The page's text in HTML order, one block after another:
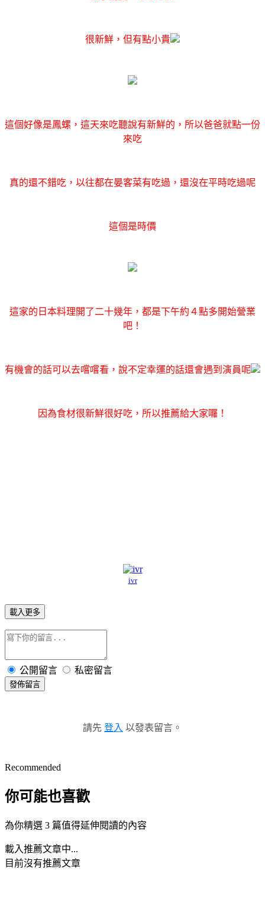
很新鮮，但有點小貴
這個好像是鳳螺，這天來吃聽說有新鮮的，所以爸爸就點一份
來吃
真的還不錯吃，以往都在晏客菜有吃過，還沒在平時吃過呢
這個是時價
這家的日本料理開了二十幾年，都是下午約４點多開始營業
吧！
有機會的話可以去嚐嚐看，說不定幸運的話還會遇到演員呢
因為食材很新鮮很好吃，所以推薦給大家囉！
ivr
載入更多
公開留言 私密留言
發佈留言
請先 登入 以發表留言。
Recommended
你可能也喜歡
為你精選 3 篇值得延伸閱讀的內容
載入推薦文章中...
目前沒有推薦文章